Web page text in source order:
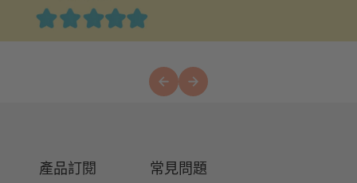
產品訂閱 常見問題